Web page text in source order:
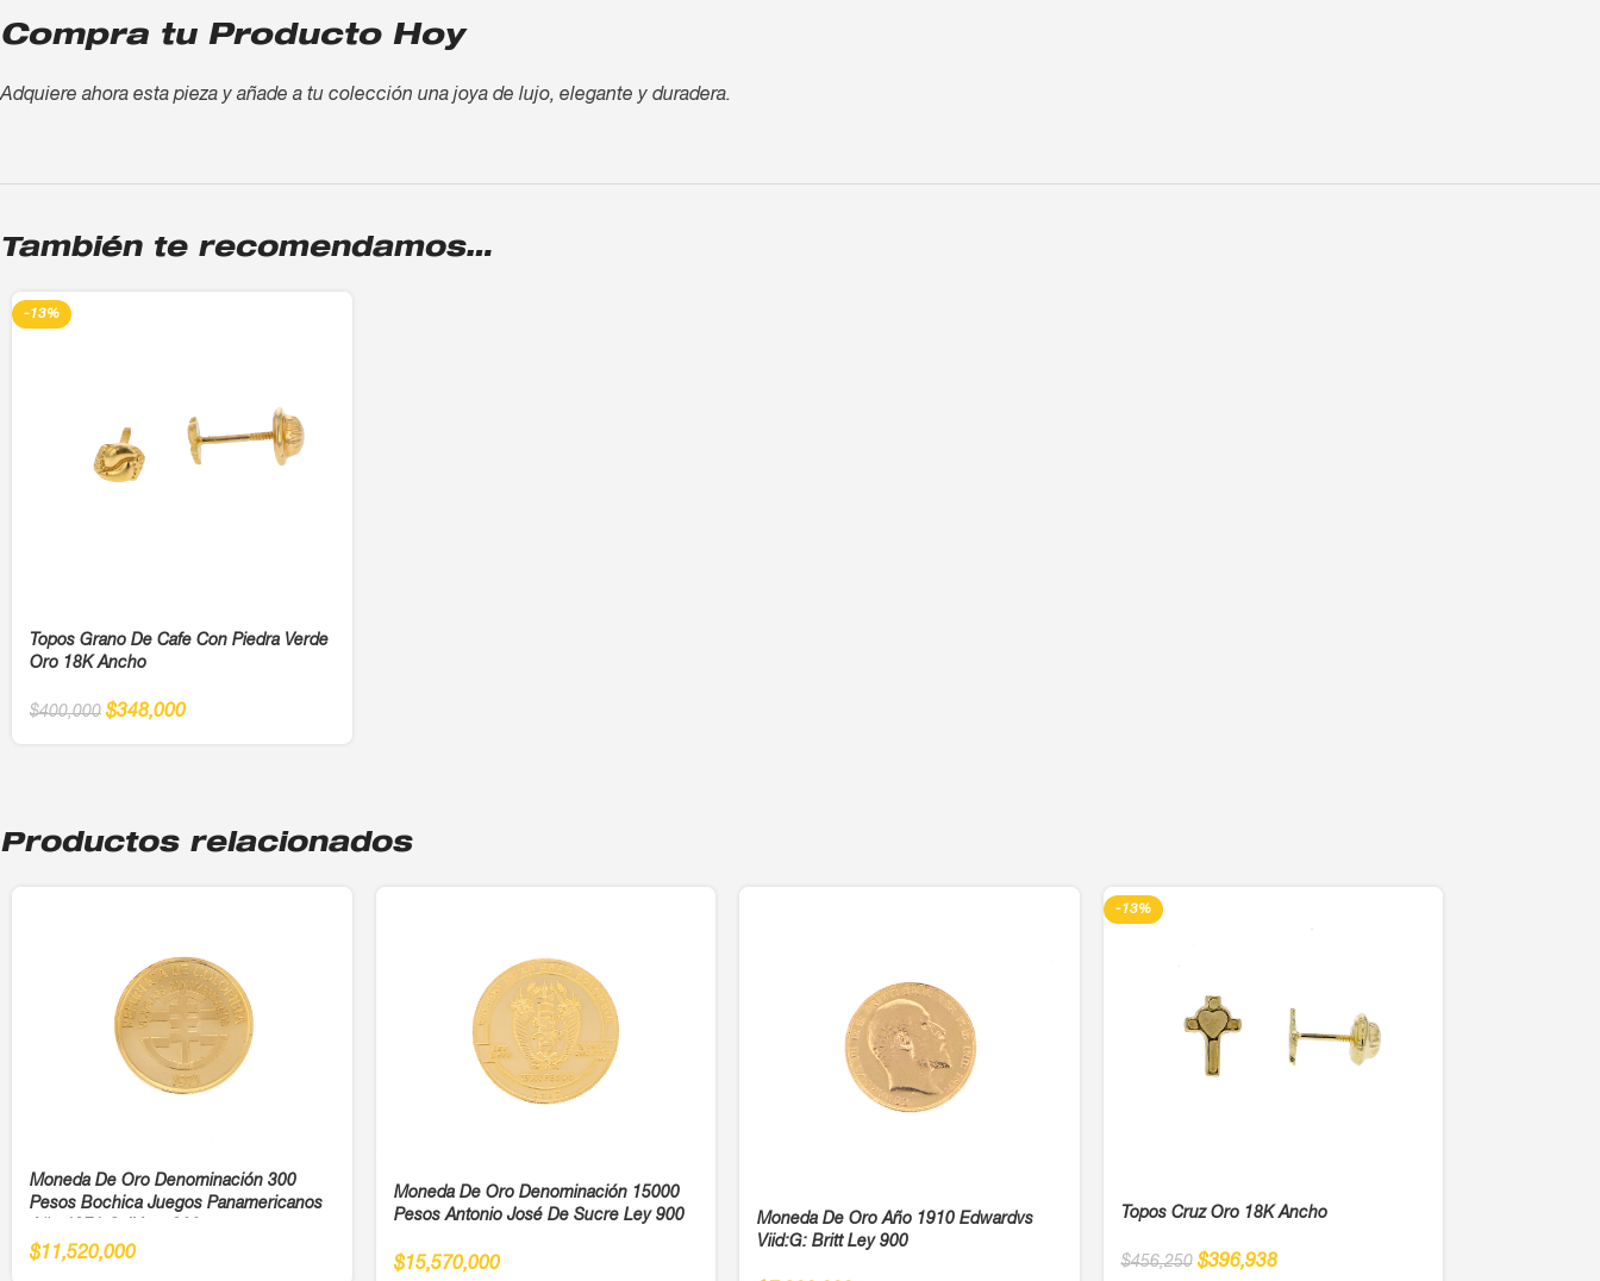
Compra tu Producto Hoy
Adquiere ahora esta pieza y añade a tu colección una joya de lujo, elegante y duradera.
También te recomendamos…
-13%
Topos Grano De Cafe Con Piedra Verde
Oro 18K Ancho
$400,000 $348,000
Productos relacionados
Moneda De Oro Denominación 300
Pesos Bochica Juegos Panamericanos
$11,520,000
Moneda De Oro Denominación 15000
Pesos Antonio José De Sucre Ley 900
$15,570,000
Moneda De Oro Año 1910 Edwardvs
Viid:G: Britt Ley 900
-13%
Topos Cruz Oro 18K Ancho
$456,250 $396,938